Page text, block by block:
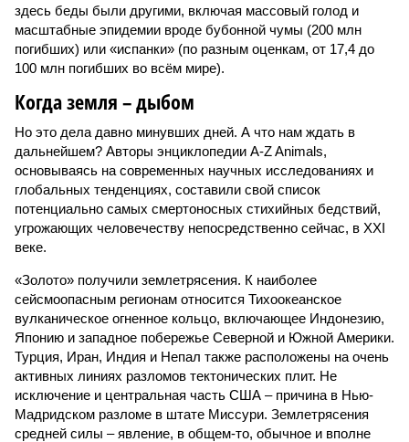
здесь беды были другими, включая массовый голод и
масштабные эпидемии вроде бубонной чумы (200 млн
погибших) или «испанки» (по разным оценкам, от 17,4 до
100 млн погибших во всём мире).
Когда земля – дыбом
Но это дела давно минувших дней. А что нам ждать в
дальнейшем? Авторы энциклопедии A-Z Animals,
основываясь на современных научных исследованиях и
глобальных тенденциях, составили свой список
потенциально самых смертоносных стихийных бедствий,
угрожающих человечеству непосредственно сейчас, в XXI
веке.
«Золото» получили землетрясения. К наиболее
сейсмоопасным регионам относится Тихоокеанское
вулканическое огненное кольцо, включающее Индонезию,
Японию и западное побережье Северной и Южной Америки.
Турция, Иран, Индия и Непал также расположены на очень
активных линиях разломов тектонических плит. Не
исключение и центральная часть США – причина в Нью-
Мадридском разломе в штате Миссури. Землетрясения
средней силы – явление, в общем-то, обычное и вполне